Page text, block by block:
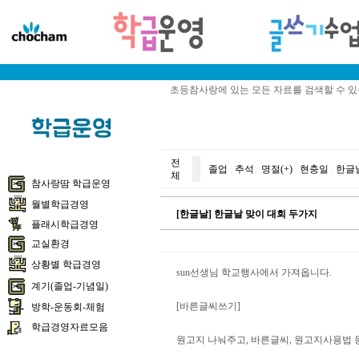
초등참사랑에 있는 모든 자료를 검색할 수
참사랑땀 학급운영
월별학급경영
플래시학급경영
교실환경
상황별 학급경영
계기(졸업-기념일)
방학-운동회-체험
학급경영자료모음
전
체
졸업 추석 명절(+) 현충일 한글
[한글날] 한글날 맞이 대회 두가지
sun선생님 학교행사에서 가져옵니다.
[바른글씨쓰기]
원고지 나눠주고, 바른글씨, 원고지사용법